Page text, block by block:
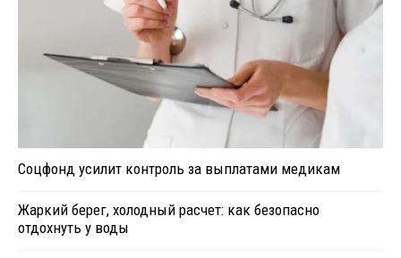
Соцфонд усилит контроль за выплатами медикам
Жаркий берег, холодный расчет: как безопасно
отдохнуть у воды